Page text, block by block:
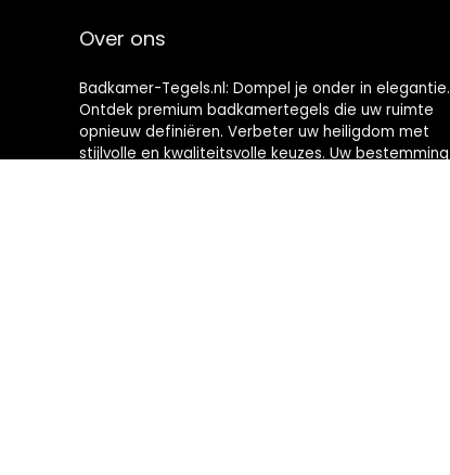
Over ons
Badkamer-Tegels.nl: Dompel je onder in elegantie.
Ontdek premium badkamertegels die uw ruimte
opnieuw definiëren. Verbeter uw heiligdom met
stijlvolle en kwaliteitsvolle keuzes. Uw bestemming